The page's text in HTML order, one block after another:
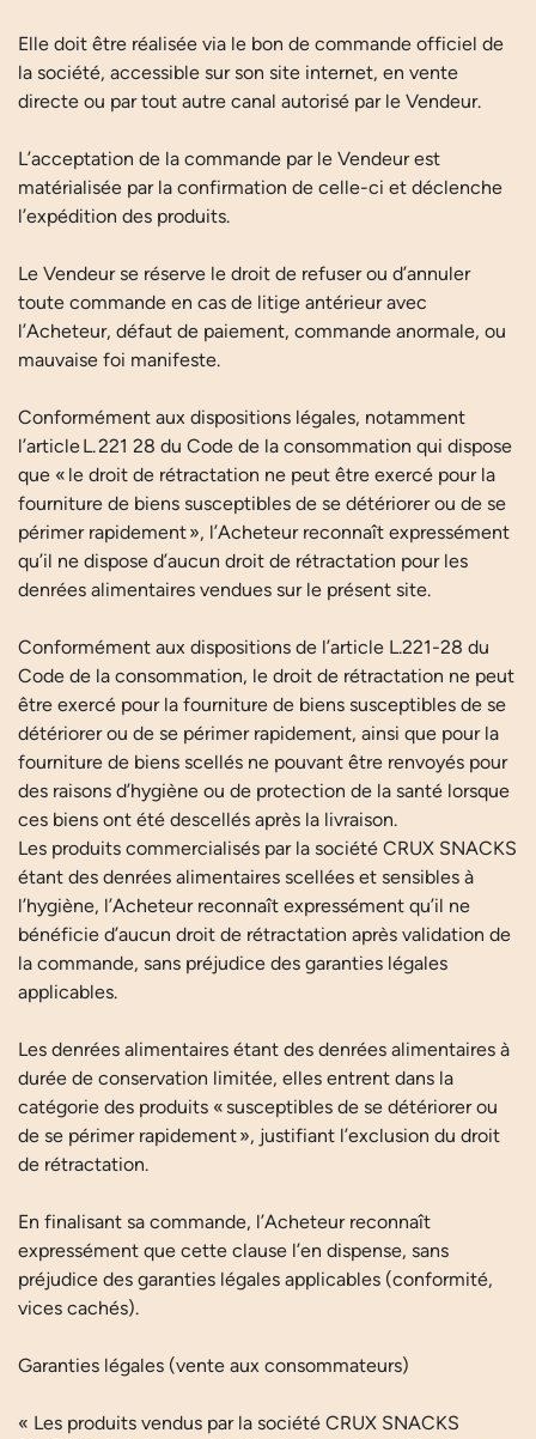
Elle doit être réalisée via le bon de commande officiel de
la société, accessible sur son site internet, en vente
directe ou par tout autre canal autorisé par le Vendeur.
L’acceptation de la commande par le Vendeur est
matérialisée par la confirmation de celle-ci et déclenche
l’expédition des produits.
Le Vendeur se réserve le droit de refuser ou d’annuler
toute commande en cas de litige antérieur avec
l’Acheteur, défaut de paiement, commande anormale, ou
mauvaise foi manifeste.
Conformément aux dispositions légales, notamment
l’article L. 221 28 du Code de la consommation qui dispose
que « le droit de rétractation ne peut être exercé pour la
fourniture de biens susceptibles de se détériorer ou de se
périmer rapidement », l’Acheteur reconnaît expressément
qu’il ne dispose d’aucun droit de rétractation pour les
denrées alimentaires vendues sur le présent site.
Conformément aux dispositions de l’article L.221-28 du
Code de la consommation, le droit de rétractation ne peut
être exercé pour la fourniture de biens susceptibles de se
détériorer ou de se périmer rapidement, ainsi que pour la
fourniture de biens scellés ne pouvant être renvoyés pour
des raisons d’hygiène ou de protection de la santé lorsque
ces biens ont été descellés après la livraison.
Les produits commercialisés par la société CRUX SNACKS
étant des denrées alimentaires scellées et sensibles à
l’hygiène, l’Acheteur reconnaît expressément qu’il ne
bénéficie d’aucun droit de rétractation après validation de
la commande, sans préjudice des garanties légales
applicables.
Les denrées alimentaires étant des denrées alimentaires à
durée de conservation limitée, elles entrent dans la
catégorie des produits « susceptibles de se détériorer ou
de se périmer rapidement », justifiant l’exclusion du droit
de rétractation.
En finalisant sa commande, l’Acheteur reconnaît
expressément que cette clause l’en dispense, sans
préjudice des garanties légales applicables (conformité,
vices cachés).
Garanties légales (vente aux consommateurs)
« Les produits vendus par la société CRUX SNACKS